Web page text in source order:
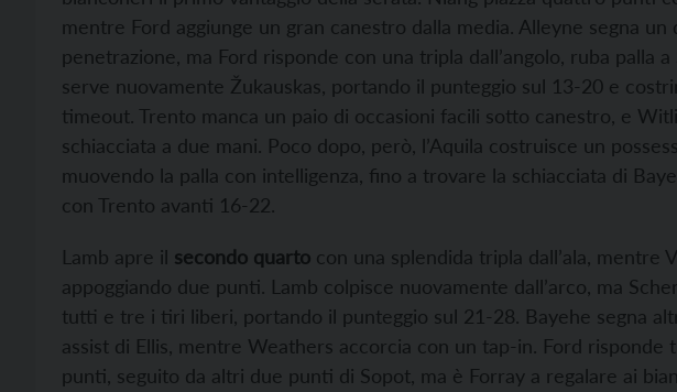
mentre Ford aggiunge un gran canestro dalla media. Alleyne segna
penetrazione, ma Ford risponde con una tripla dall’angolo, ruba palla a
serve nuovamente Žukauskas, portando il punteggio sul 13-20 e
timeout. Trento manca un paio di occasioni facili sotto canestro, e
schiacciata a due mani. Poco dopo, però, l’Aquila costruisce un
muovendo la palla con intelligenza, fino a trovare la schiacciata di
con Trento avanti 16-22.
Lamb apre il secondo quarto con una splendida tripla dall’ala, mentre
appoggiando due punti. Lamb colpisce nuovamente dall’arco, ma
tutti e tre i tiri liberi, portando il punteggio sul 21-28. Bayehe segna
assist di Ellis, mentre Weathers accorcia con un tap-in. Ford risponde
punti, seguito da altri due punti di Sopot, ma è Forray a regalare ai